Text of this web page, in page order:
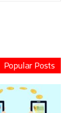
Popular Posts